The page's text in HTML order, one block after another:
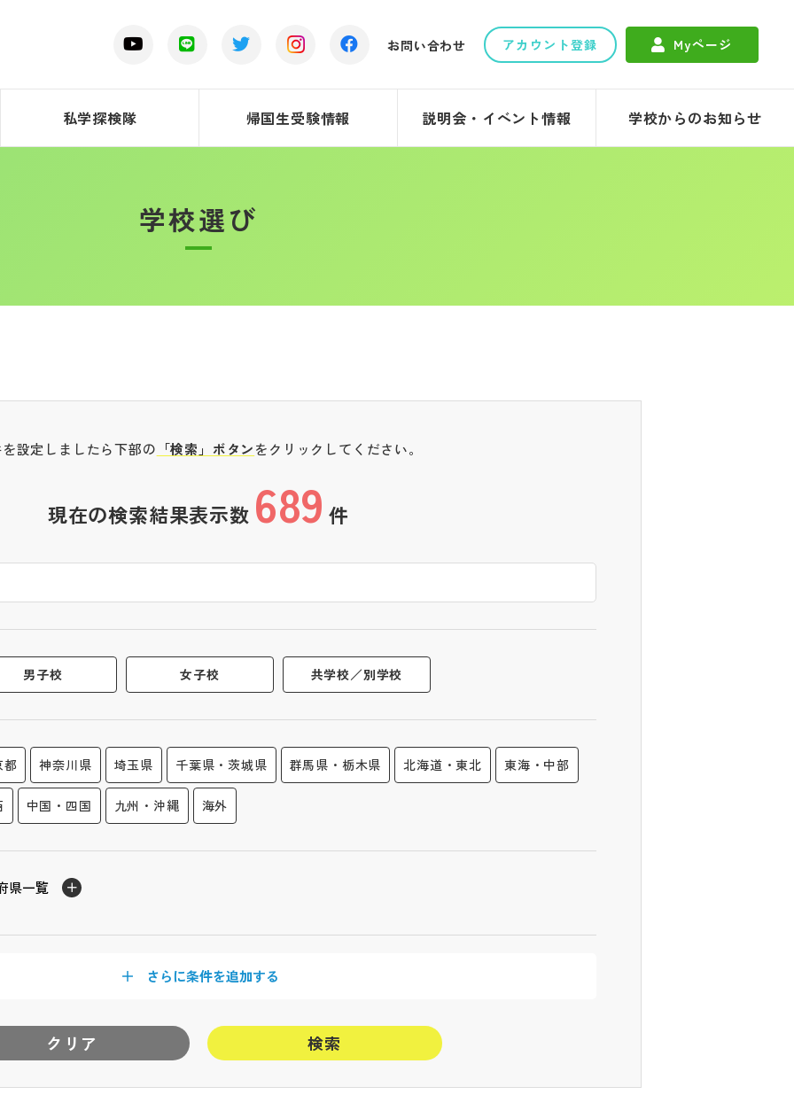
お問い合わせ アカウント登録 Myページ
私学探検隊 帰国生受験情報 説明会・イベント情報 学校からのお知らせ
学校選び
設定しましたら下部の 「検索」ボタンをクリックしてください。
現在の検索結果表示数 689 件
男子校 女子校 共学校／別学校
都 神奈川県 埼玉県 千葉県・茨城県 群馬県・栃木県 北海道・東北 東海・中部
中国・四国 九州・沖縄 海外
県一覧
さらに条件を追加する
クリア 検索